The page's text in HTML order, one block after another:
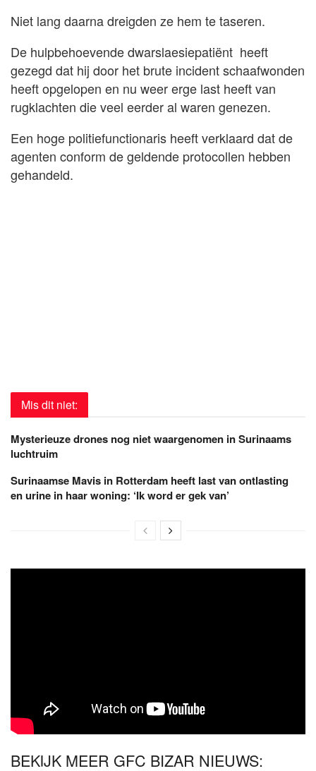
Niet lang daarna dreigden ze hem te taseren.
De hulpbehoevende dwarslaesiepatiënt heeft
gezegd dat hij door het brute incident schaafwonden
heeft opgelopen en nu weer erge last heeft van
rugklachten die veel eerder al waren genezen.
Een hoge politiefunctionaris heeft verklaard dat de
agenten conform de geldende protocollen hebben
gehandeld.
Mis dit niet:
Mysterieuze drones nog niet waargenomen in Surinaams
luchtruim
Surinaamse Mavis in Rotterdam heeft last van ontlasting
en urine in haar woning: ‘Ik word er gek van’
BEKIJK MEER GFC BIZAR NIEUWS: